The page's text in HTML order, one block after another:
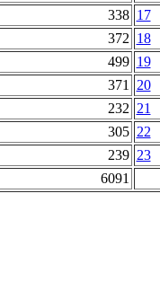
338 17
372 18
499 19
371
20
232 21
305 22
239 23
6091